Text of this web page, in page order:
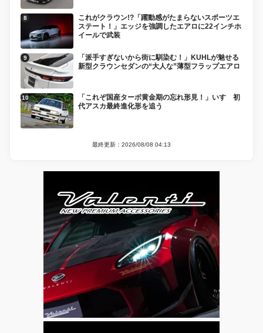
これがクラウン!?「躍動感がたまらないスポーツエ
ステート！」エッジを強調したエアロに22インチホ
イールで武装
「派手すぎないから街に馴染む！」KUHLが魅せる
新型クラウンセダンの“大人な”薄型フラップエアロ
「これぞ国産ターボ黄金期の忘れ形見！」いすゞ初
代アスカ最終進化形を追う
最終更新：2026/08/08 04:13